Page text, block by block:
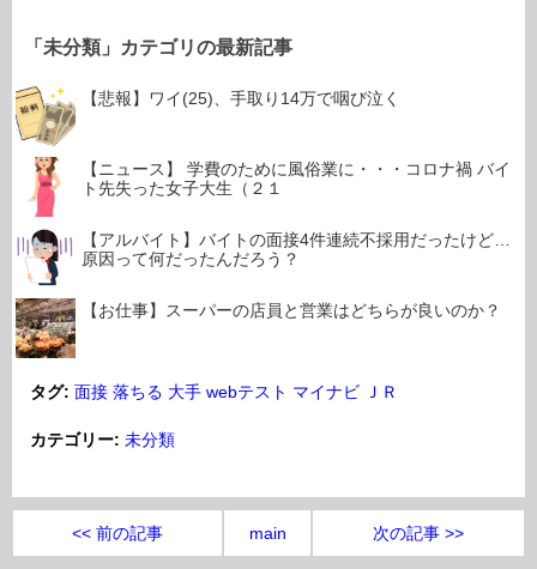
「未分類」カテゴリの最新記事
【悲報】ワイ(25)、手取り14万で咽び泣く
【ニュース】 学費のために風俗業に・・・コロナ禍 バイ
ト先失った女子大生（２１
【アルバイト】バイトの面接4件連続不採用だったけど…
原因って何だったんだろう？
【お仕事】スーパーの店員と営業はどちらが良いのか？
タグ: 面接 落ちる 大手 webテスト マイナビ ＪＲ
カテゴリー: 未分類
<< 前の記事 main 次の記事 >>